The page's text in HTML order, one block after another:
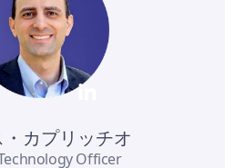
カプリッチオ
Officer